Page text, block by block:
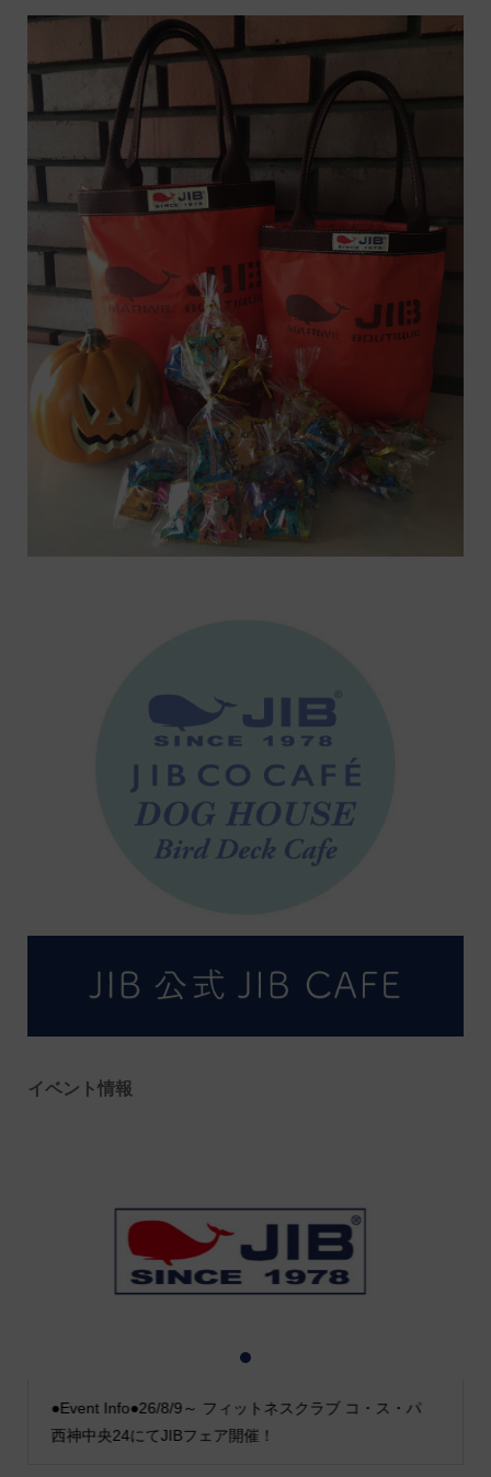
イベント情報
●Event Info●26/8/9～ フィットネスクラブ コ・ス・パ
西神中央24にてJIBフェア開催！
2